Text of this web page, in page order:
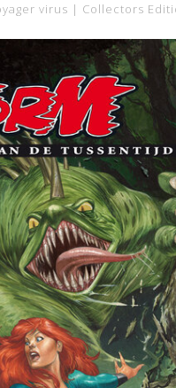
virus | Collectors